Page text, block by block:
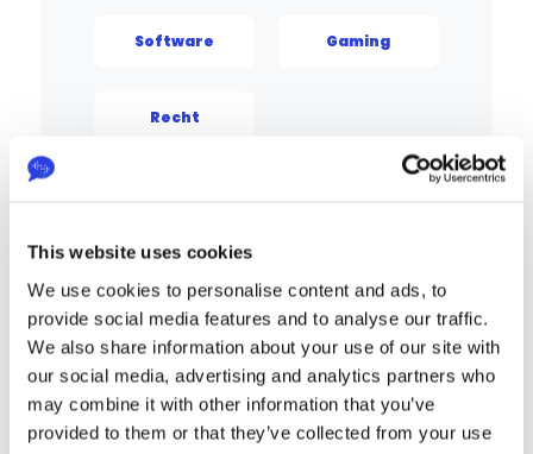
This website uses cookies
We use cookies to personalise content and ads, to
provide social media features and to analyse our traffic.
We also share information about your use of our site with
our social media, advertising and analytics partners who
may combine it with other information that you’ve
provided to them or that they’ve collected from your use
Recht
Software Gaming
E-Commerce- &
Einzelhandelsübersetz
ungen
Übersetze deine E-Commerce-Website
und deinen Webshop für die globale
Expansion. Lokalisierung im E-
Commerce schafft Kundenvertrauen,
verbessert das Kundenerlebnis und